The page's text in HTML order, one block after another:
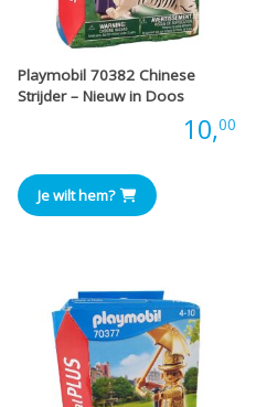
Playmobil 70382 Chinese
Strijder – Nieuw in Doos
10,00
Je wilt hem?